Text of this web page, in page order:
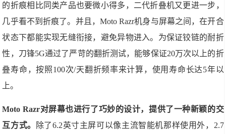
的折痕相比同类产品也要微小得多，二代折叠机又更进一步，
几乎看不到折痕了。并且，Moto Razr机身与屏幕之间，在开合
状态下都能实现无缝衔接，避免异物进入。为保证铰链的耐折
性，刀锋5G通过了严苛的翻折测试，能够保证20万次以上的折
叠寿命，按照100次/天翻折频率来计算，使用寿命长达5年以
上。
Moto Razr对屏幕也进行了巧妙的设计，提供了一种新颖的交
互方式。
除了6.2英寸主屏可以像主流智能机那样使用外，2.7